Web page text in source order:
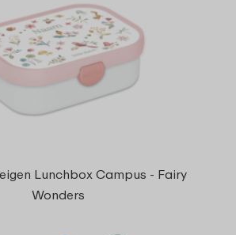
Lunchbox Campus - Fairy
Wonders